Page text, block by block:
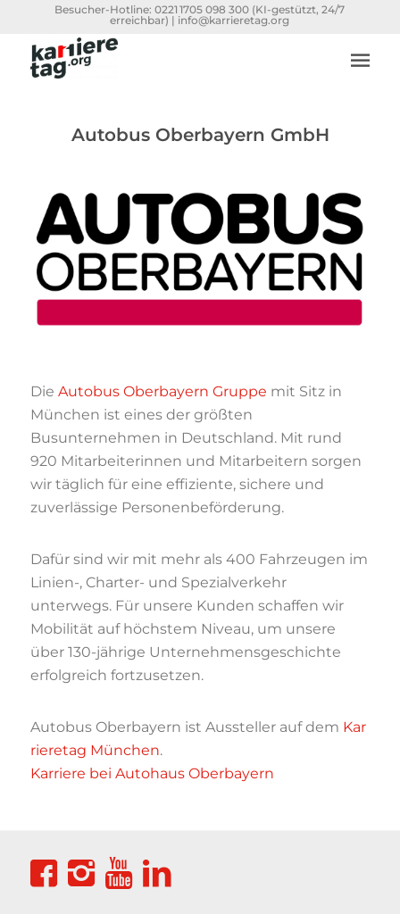
Besucher-Hotline:0221 1705 098 300 (KI-gestützt, 24/7
erreichbar) | info@karrieretag.org
Autobus Oberbayern GmbH
Die Autobus Oberbayern Gruppe mit Sitz in
München ist eines der größten
Busunternehmen in Deutschland. Mit rund
920 Mitarbeiterinnen und Mitarbeitern sorgen
wir täglich für eine effiziente, sichere und
zuverlässige Personenbeförderung.
Dafür sind wir mit mehr als 400 Fahrzeugen im
Linien-, Charter- und Spezialverkehr
unterwegs. Für unsere Kunden schaffen wir
Mobilität auf höchstem Niveau, um unsere
über 130-jährige Unternehmensgeschichte
erfolgreich fortzusetzen.
Autobus Oberbayern ist Aussteller auf dem Kar
rieretag München.
Karriere bei Autohaus Oberbayern